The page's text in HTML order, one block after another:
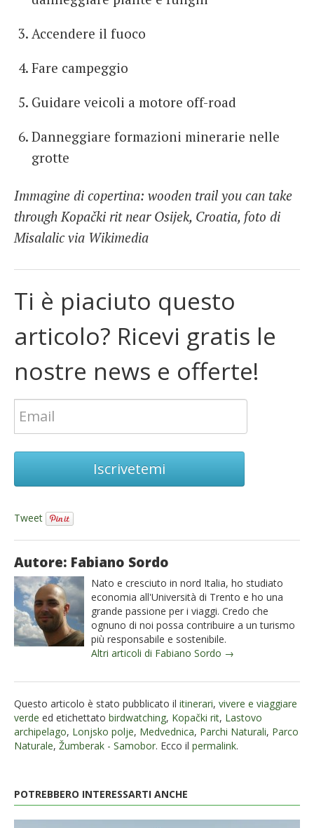
Accendere il fuoco
Fare campeggio
Guidare veicoli a motore off-road
Danneggiare formazioni minerarie nelle
grotte
Immagine di copertina: wooden trail you can take
through Kopački rit near Osijek, Croatia, foto di
Misalalic via Wikimedia
Ti è piaciuto questo
articolo? Ricevi gratis le
nostre news e offerte!
Iscrivetemi
Tweet
Autore: Fabiano Sordo
Nato e cresciuto in nord Italia, ho studiato
economia all'Università di Trento e ho una
grande passione per i viaggi. Credo che
ognuno di noi possa contribuire a un turismo
più responsabile e sostenibile.
Altri articoli di Fabiano Sordo →
Questo articolo è stato pubblicato il itinerari, vivere e viaggiare
verde ed etichettato birdwatching, Kopački rit, Lastovo
archipelago, Lonjsko polje, Medvednica, Parchi Naturali, Parco
Naturale, Žumberak - Samobor. Ecco il permalink.
POTREBBERO INTERESSARTI ANCHE